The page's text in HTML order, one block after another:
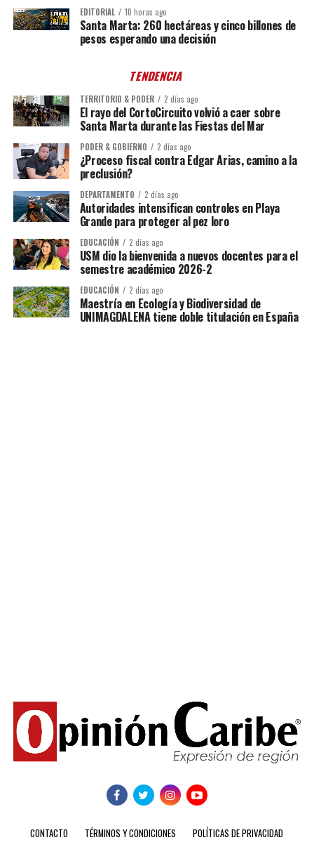
EDITORIAL 10 horas ago
Santa Marta: 260 hectáreas y cinco billones de
pesos esperando una decisión
TENDENCIA
TERRITORIO & PODER 2 días ago
El rayo del CortoCircuito volvió a caer sobre
Santa Marta durante las Fiestas del Mar
PODER & GOBIERNO 2 días ago
¿Proceso fiscal contra Edgar Arias, camino a la
preclusión?
DEPARTAMENTO 2 días ago
Autoridades intensifican controles en Playa
Grande para proteger al pez loro
EDUCACIÓN 2 días ago
USM dio la bienvenida a nuevos docentes para el
semestre académico 2026-2
EDUCACIÓN 2 días ago
Maestría en Ecología y Biodiversidad de
UNIMAGDALENA tiene doble titulación en España
CONTACTO TÉRMINOS Y CONDICIONES
POLÍTICAS DE PRIVACIDAD